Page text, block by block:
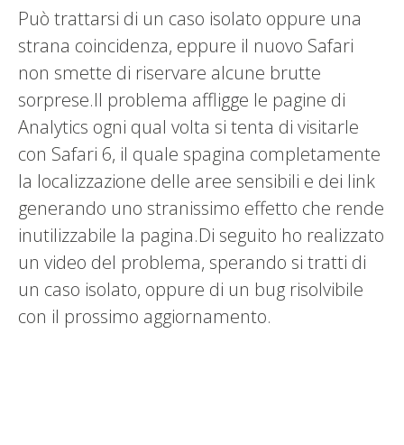
Può trattarsi di un caso isolato oppure una
strana coincidenza, eppure il nuovo Safari
non smette di riservare alcune brutte
sorprese.Il problema affligge le pagine di
Analytics ogni qual volta si tenta di visitarle
con Safari 6, il quale spagina completamente
la localizzazione delle aree sensibili e dei link
generando uno stranissimo effetto che rende
inutilizzabile la pagina.Di seguito ho realizzato
un video del problema, sperando si tratti di
un caso isolato, oppure di un bug risolvibile
con il prossimo aggiornamento.